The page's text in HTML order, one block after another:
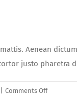
Aenean
justo pharetra
Comments Offon